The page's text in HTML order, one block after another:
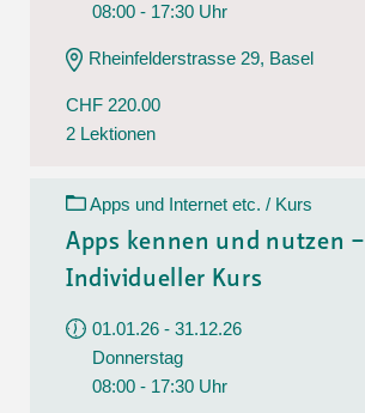
08:00 - 17:30 Uhr
Rheinfelderstrasse 29, Basel
CHF 220.00
2 Lektionen
Apps und Internet etc. / Kurs
Apps kennen und nutzen –
Individueller Kurs
01.01.26 - 31.12.26
Donnerstag
08:00 - 17:30 Uhr